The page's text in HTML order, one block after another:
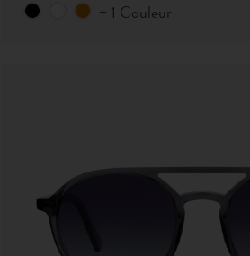
+ 1 Couleur